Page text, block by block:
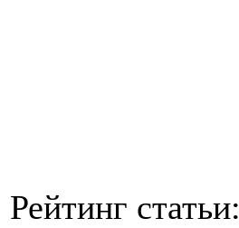
Рейтинг статьи: